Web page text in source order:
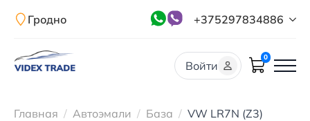
Гродно +375297834886
Войти
0
Главная Автоэмали База
VW LR7N (Z3)